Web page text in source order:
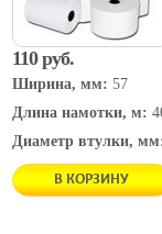
110 руб.
Ширина, мм: 57
Длина намотки, м:
Диаметр втулки,
В КОРЗИНУ